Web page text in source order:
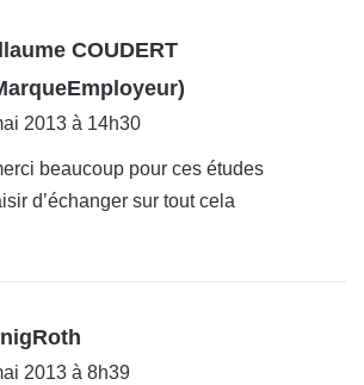
COUDERT
2013 à 14h30
beaucoup pour ces études
d’échanger sur tout cela
2013 à 8h39